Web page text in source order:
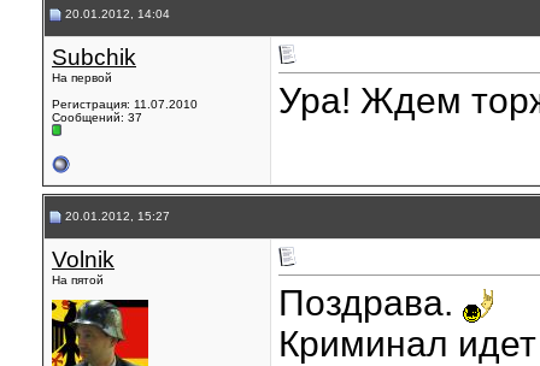
20.01.2012, 14:04
Subchik
На первой
Регистрация: 11.07.2010
Сообщений: 37
Ура! Ждем
20.01.2012, 15:27
Volnik
На пятой
Поздрава.
Криминал